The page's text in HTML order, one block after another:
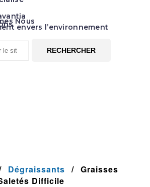
Nous
envers l’environnement
Dégraissants
Graisses
Difficile